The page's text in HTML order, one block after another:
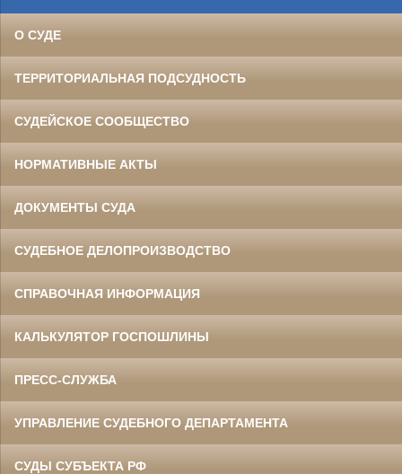
О СУДЕ
ТЕРРИТОРИАЛЬНАЯ ПОДСУДНОСТЬ
СУДЕЙСКОЕ СООБЩЕСТВО
НОРМАТИВНЫЕ АКТЫ
ДОКУМЕНТЫ СУДА
СУДЕБНОЕ ДЕЛОПРОИЗВОДСТВО
СПРАВОЧНАЯ ИНФОРМАЦИЯ
КАЛЬКУЛЯТОР ГОСПОШЛИНЫ
ПРЕСС-СЛУЖБА
УПРАВЛЕНИЕ СУДЕБНОГО ДЕПАРТАМЕНТА
СУДЫ СУБЪЕКТА РФ